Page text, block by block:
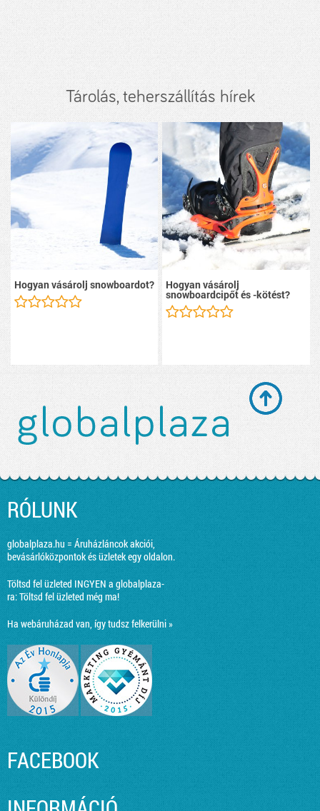
Tárolás, teherszállítás hírek
Hogyan vásárolj snowboardot? Hogyan vásárolj
snowboardcipőt és -kötést?
RÓLUNK
globalplaza.hu = Áruházláncok akciói,
bevásárlóközpontok és üzletek egy oldalon.
Töltsd fel üzleted INGYEN a globalplaza-
ra:Töltsd fel üzleted még ma!
Ha webáruházad van, így tudsz felkerülni »
FACEBOOK